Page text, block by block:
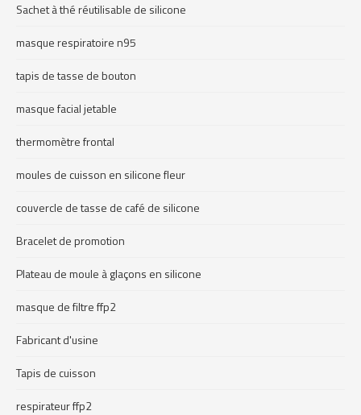
Sachet à thé réutilisable de silicone
masque respiratoire n95
tapis de tasse de bouton
masque facial jetable
thermomètre frontal
moules de cuisson en silicone fleur
couvercle de tasse de café de silicone
Bracelet de promotion
Plateau de moule à glaçons en silicone
masque de filtre ffp2
Fabricant d'usine
Tapis de cuisson
respirateur ffp2